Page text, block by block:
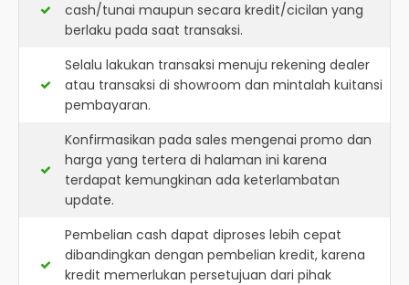
cash/tunai maupun secara kredit/cicilan yang
berlaku pada saat transaksi.
Selalu lakukan transaksi menuju rekening dealer
atau transaksi di showroom dan mintalah kuitansi
pembayaran.
Konfirmasikan pada sales mengenai promo dan
harga yang tertera di halaman ini karena
terdapat kemungkinan ada keterlambatan
update.
Pembelian cash dapat diproses lebih cepat
dibandingkan dengan pembelian kredit, karena
kredit memerlukan persetujuan dari pihak